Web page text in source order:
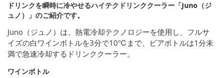
ドリンクを瞬時に冷やせるハイテクドリンククーラー「Juno（ジ
ュノ）」のご紹介です。
Juno（ジュノ）は、熱電冷却テクノロジーを使用し、フルサ
イズの白ワインボトルを3分で10℃まで、ビアボトルは1分未
満で急速冷却するドリンククーラー。
ワインボトル